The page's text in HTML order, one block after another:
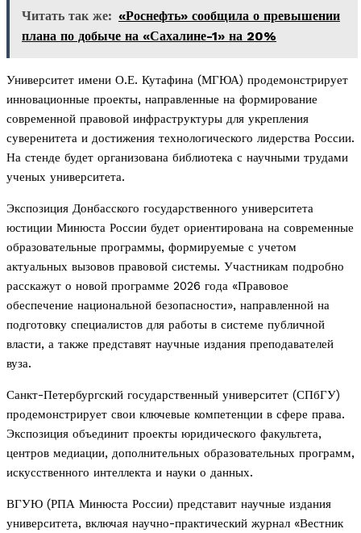
Читать так же: «Роснефть» сообщила о превышении
плана по добыче на «Сахалине-1» на 20%
Университет имени О.Е. Кутафина (МГЮА) продемонстрирует
инновационные проекты, направленные на формирование
современной правовой инфраструктуры для укрепления
суверенитета и достижения технологического лидерства России.
На стенде будет организована библиотека с научными трудами
ученых университета.
Экспозиция Донбасского государственного университета
юстиции Минюста России будет ориентирована на современные
образовательные программы, формируемые с учетом
актуальных вызовов правовой системы. Участникам подробно
расскажут о новой программе 2026 года «Правовое
обеспечение национальной безопасности», направленной на
подготовку специалистов для работы в системе публичной
власти, а также представят научные издания преподавателей
вуза.
Санкт-Петербургский государственный университет (СПбГУ)
продемонстрирует свои ключевые компетенции в сфере права.
Экспозиция объединит проекты юридического факультета,
центров медиации, дополнительных образовательных программ,
искусственного интеллекта и науки о данных.
ВГУЮ (РПА Минюста России) представит научные издания
университета, включая научно-практический журнал «Вестник